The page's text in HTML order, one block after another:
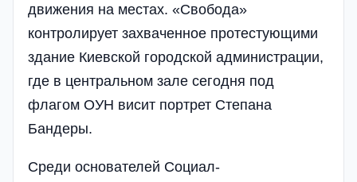
движения на местах. «Свобода»
контролирует захваченное протестующими
здание Киевской городской администрации,
где в центральном зале сегодня под
флагом ОУН висит портрет Степана
Бандеры.
Среди основателей Социал-